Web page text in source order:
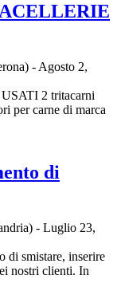
- Agosto 2,
2 tritacarni
per carne di marca
di
- Luglio 23,
di smistare, inserire
nostri clienti. In